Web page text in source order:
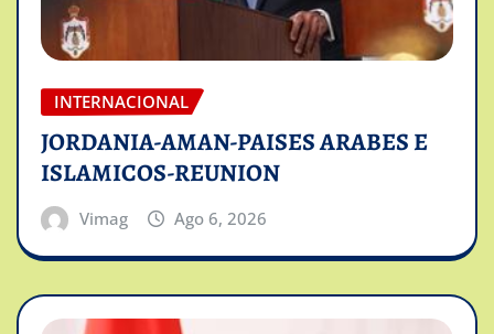
INTERNACIONAL
JORDANIA-AMAN-PAISES ARABES E
ISLAMICOS-REUNION
Vimag Ago 6, 2026